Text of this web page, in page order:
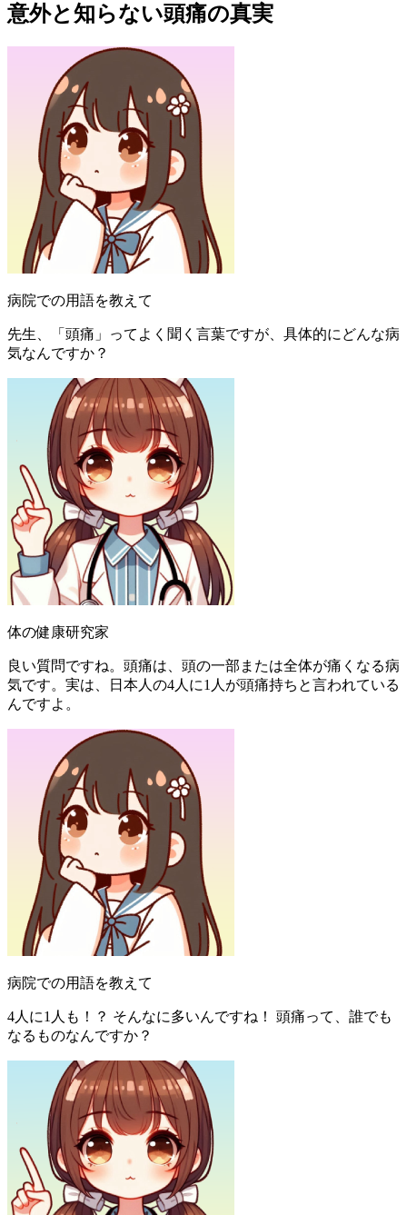
意外と知らない頭痛の真実
病院での用語を教えて
先生、「頭痛」ってよく聞く言葉ですが、具体的にどんな病
気なんですか？
体の健康研究家
良い質問ですね。頭痛は、頭の一部または全体が痛くなる病
気です。実は、日本人の4人に1人が頭痛持ちと言われている
んですよ。
病院での用語を教えて
4人に1人も！？ そんなに多いんですね！ 頭痛って、誰でも
なるものなんですか？